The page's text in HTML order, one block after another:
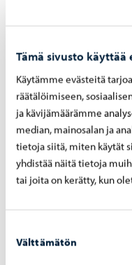
Tämä sivusto käyttää
Käytämme evästeitä
räätälöimiseen,
ja kävijämäärämme
median, mainosalan ja
tietoja siitä, miten käytät
yhdistää näitä tietoja
tai joita on kerätty, kun
valinta
Välttämätön
Aleksanterinkadun